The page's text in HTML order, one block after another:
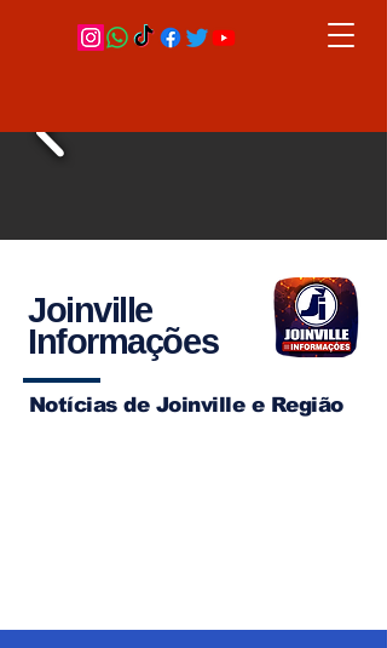
Joinville
Informações
Notícias de Joinville e Região